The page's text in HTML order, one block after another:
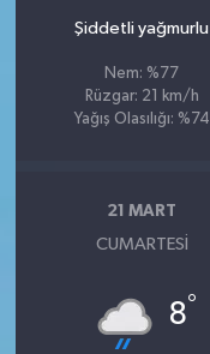
Şiddetli yağmurlu
Nem: %77
Rüzgar: 21 km/h
Yağış Olasılığı: %74
21 MART
CUMARTESI
8°